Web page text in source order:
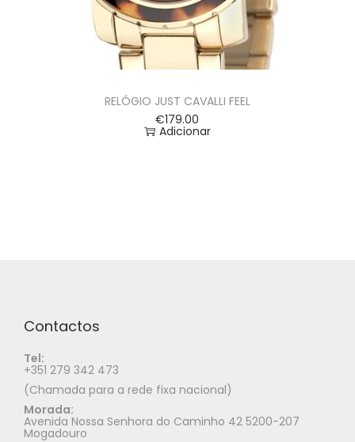
RELÓGIO JUST CAVALLI FEEL
€179.00
Adicionar
Contactos
Tel:
+351 279 342 473
(Chamada para a rede fixa nacional)
Morada:
Avenida Nossa Senhora do Caminho 42 5200-207
Mogadouro